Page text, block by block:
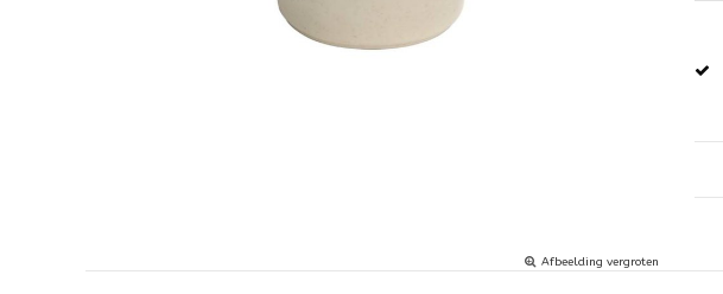
Afbeelding vergroten